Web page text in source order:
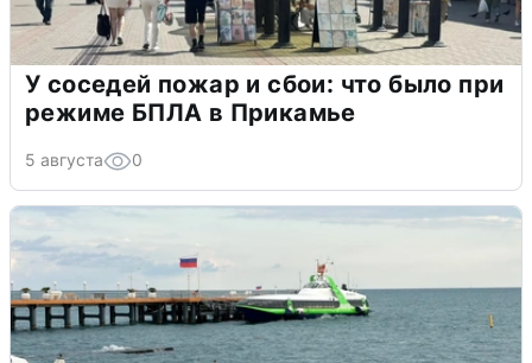
У соседей пожар и сбои: что было при
режиме БПЛА в Прикамье
5 августа 0